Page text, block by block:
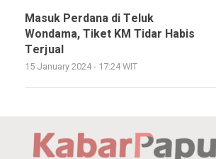
Masuk Perdana di Teluk
Wondama, Tiket KM Tidar Habis
Terjual
15 January 2024 - 17:24 WIT